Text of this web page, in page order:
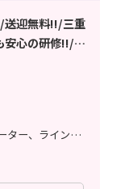
送迎無料!!/三重
安心の研修!!/精
組立・組付け、加工、マシンオペレーター、ライン作業